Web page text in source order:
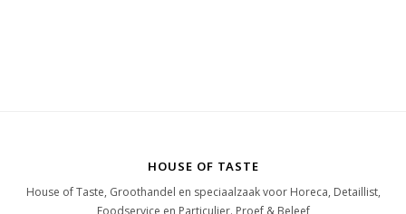
HOUSE OF TASTE
House of Taste, Groothandel en speciaalzaak voor Horeca, Detaillist,